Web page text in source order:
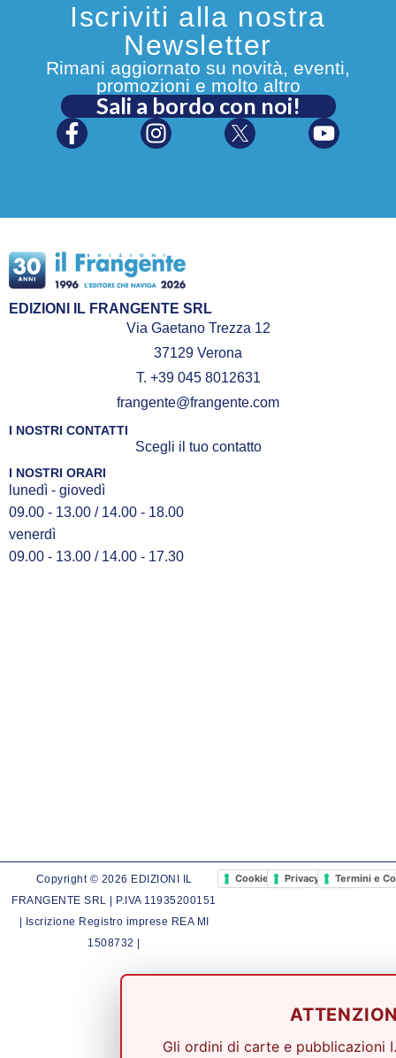
Iscriviti alla nostra
Newsletter
Rimani aggiornato su novità, eventi,
promozioni e molto altro
Sali a bordo con noi!
EDIZIONI IL FRANGENTE SRL
Via Gaetano Trezza 12
37129 Verona
T. +39 045 8012631
frangente@frangente.com
I NOSTRI CONTATTI
Scegli il tuo contatto
I NOSTRI ORARI
lunedì - giovedì
09.00 - 13.00 / 14.00 - 18.00
venerdì
09.00 - 13.00 / 14.00 - 17.30
Copyright © 2026 EDIZIONI IL
FRANGENTE SRL | P.IVA 11935200151
| Iscrizione Registro imprese REA MI
1508732 |
Cookie PolicyPrivacy PolicyTermini e
Gli ordini di carte e pubblicazioni